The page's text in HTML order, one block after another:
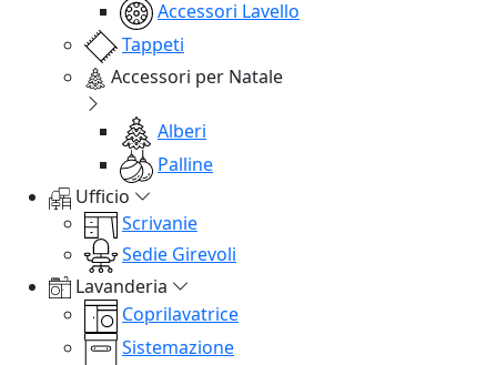
Accessori Lavello
Tappeti
Accessori per Natale
Alberi
Palline
Ufficio
Scrivanie
Sedie Girevoli
Lavanderia
Coprilavatrice
Sistemazione